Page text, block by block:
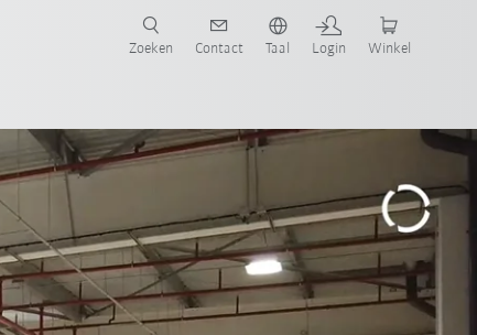
Zoeken Contact Taal Login Winkel